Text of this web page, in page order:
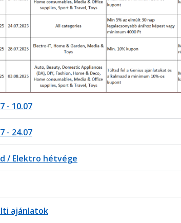
- 10.07
- 24.07
/ Elektro hétvége
ajánlatok